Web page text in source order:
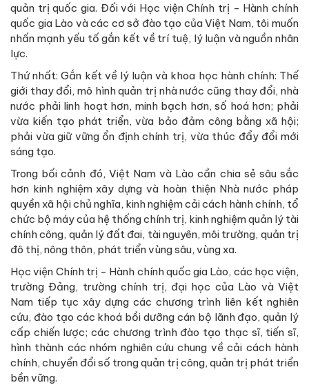
quản trị quốc gia. Đối với Học viện Chính trị - Hành chính
quốc gia Lào và các cơ sở đào tạo của Việt Nam, tôi muốn
nhấn mạnh yếu tố gắn kết về trí tuệ, lý luận và nguồn nhân
lực.
Thứ nhất: Gắn kết về lý luận và khoa học hành chính: Thế
giới thay đổi, mô hình quản trị nhà nước cũng thay đổi, nhà
nước phải linh hoạt hơn, minh bạch hơn, số hoá hơn; phải
vừa kiến tạo phát triển, vừa bảo đảm công bằng xã hội;
phải vừa giữ vững ổn định chính trị, vừa thúc đẩy đổi mới
sáng tạo.
Trong bối cảnh đó, Việt Nam và Lào cần chia sẻ sâu sắc
hơn kinh nghiệm xây dựng và hoàn thiện Nhà nước pháp
quyền xã hội chủ nghĩa, kinh nghiệm cải cách hành chính, tổ
chức bộ máy của hệ thống chính trị, kinh nghiệm quản lý tài
chính công, quản lý đất đai, tài nguyên, môi trường, quản trị
đô thị, nông thôn, phát triển vùng sâu, vùng xa.
Học viện Chính trị - Hành chính quốc gia Lào, các học viện,
trường Đảng, trường chính trị, đại học của Lào và Việt
Nam tiếp tục xây dựng các chương trình liên kết nghiên
cứu, đào tạo các khoá bồi dưỡng cán bộ lãnh đạo, quản lý
cấp chiến lược; các chương trình đào tạo thạc sĩ, tiến sĩ,
hình thành các nhóm nghiên cứu chung về cải cách hành
chính, chuyển đổi số trong quản trị công, quản trị phát triển
bền vững.